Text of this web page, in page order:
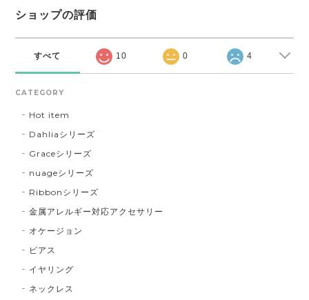
ショップの評価
すべて 10 0 4
CATEGORY
Hot item
Dahliaシリーズ
Graceシリーズ
nuageシリーズ
Ribbonシリーズ
金属アレルギー対応アクセサリー
オケージョン
ピアス
イヤリング
ネックレス